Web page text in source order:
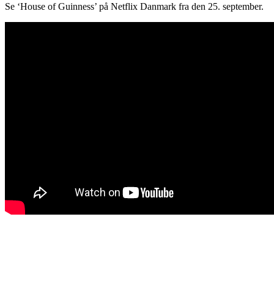
Se ‘House of Guinness’ på Netflix Danmark fra den 25. september.